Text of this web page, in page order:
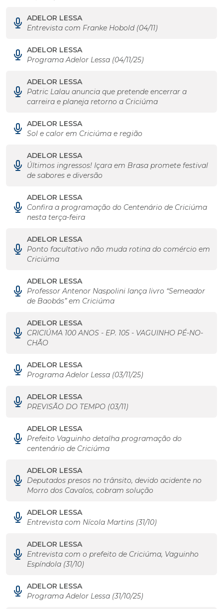
ADELOR LESSA
Entrevista com Franke Hobold (04/11)
ADELOR LESSA
Programa Adelor Lessa (04/11/25)
ADELOR LESSA
Patric Lalau anuncia que pretende encerrar a
carreira e planeja retorno a Criciúma
ADELOR LESSA
Sol e calor em Criciúma e região
ADELOR LESSA
Últimos ingressos! Içara em Brasa promete festival
de sabores e diversão
ADELOR LESSA
Confira a programação do Centenário de Criciúma
nesta terça-feira
ADELOR LESSA
Ponto facultativo não muda rotina do comércio em
Criciúma
ADELOR LESSA
Professor Antenor Naspolini lança livro “Semeador
de Baobás” em Criciúma
ADELOR LESSA
CRICIÚMA 100 ANOS - EP. 105 - VAGUINHO PÉ-NO-
CHÃO
ADELOR LESSA
Programa Adelor Lessa (03/11/25)
ADELOR LESSA
PREVISÃO DO TEMPO (03/11)
ADELOR LESSA
Prefeito Vaguinho detalha programação do
centenário de Criciúma
ADELOR LESSA
Deputados presos no trânsito, devido acidente no
Morro dos Cavalos, cobram solução
ADELOR LESSA
Entrevista com Nícola Martins (31/10)
ADELOR LESSA
Entrevista com o prefeito de Criciúma, Vaguinho
Espíndola (31/10)
ADELOR LESSA
Programa Adelor Lessa (31/10/25)